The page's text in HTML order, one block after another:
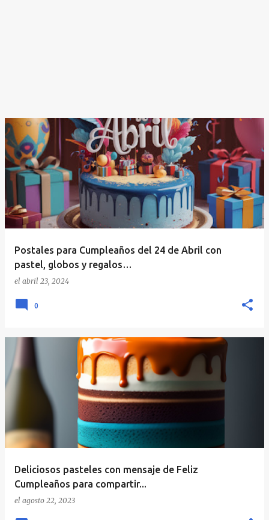
Postales para Cumpleaños del 24 de Abril con
pastel, globos y regalos…
el abril 23, 2024
0
Deliciosos pasteles con mensaje de Feliz
Cumpleaños para compartir...
el agosto 22, 2023